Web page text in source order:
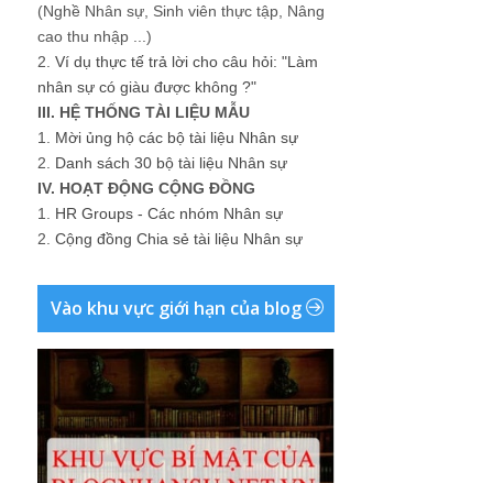
(Nghề Nhân sự, Sinh viên thực tập, Nâng
cao thu nhập ...)
2. Ví dụ thực tế trả lời cho câu hỏi: "Làm
nhân sự có giàu được không ?"
III. HỆ THỐNG TÀI LIỆU MẪU
1. Mời ủng hộ các bộ tài liệu Nhân sự
2. Danh sách 30 bộ tài liệu Nhân sự
IV. HOẠT ĐỘNG CỘNG ĐỒNG
1. HR Groups - Các nhóm Nhân sự
2. Cộng đồng Chia sẻ tài liệu Nhân sự
Vào khu vực giới hạn của blog